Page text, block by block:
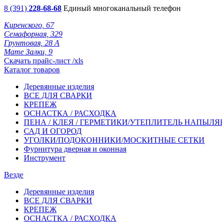
8 (391) 228-68-68 Единый многоканальный телефон
Киренского, 67
Семафорная, 329
Грунтовая, 28 А
Мате Залки, 9
Скачать прайс-лист /xls
Каталог товаров
Деревянные изделия
ВСЕ ДЛЯ СВАРКИ
КРЕПЕЖ
ОСНАСТКА / РАСХОДКА
ПЕНА / КЛЕЯ / ГЕРМЕТИКИ/УТЕПЛИТЕЛЬ
САД И ОГОРОД
УГОЛКИ/ПОДОКОННИКИ/МОСКИТНЫЕ СЕТКИ
Фурнитура дверная и оконная
Инструмент
Везде
Деревянные изделия
ВСЕ ДЛЯ СВАРКИ
КРЕПЕЖ
ОСНАСТКА / РАСХОДКА